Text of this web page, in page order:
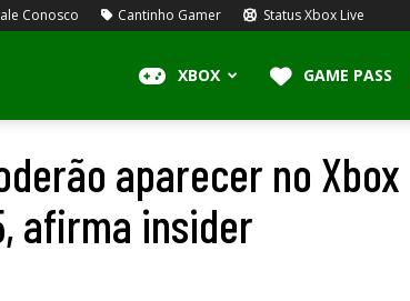
Conosco Cantinho Gamer Status Xbox Live
XBOX GAME PASS
aparecer no Xbox
afirma insider